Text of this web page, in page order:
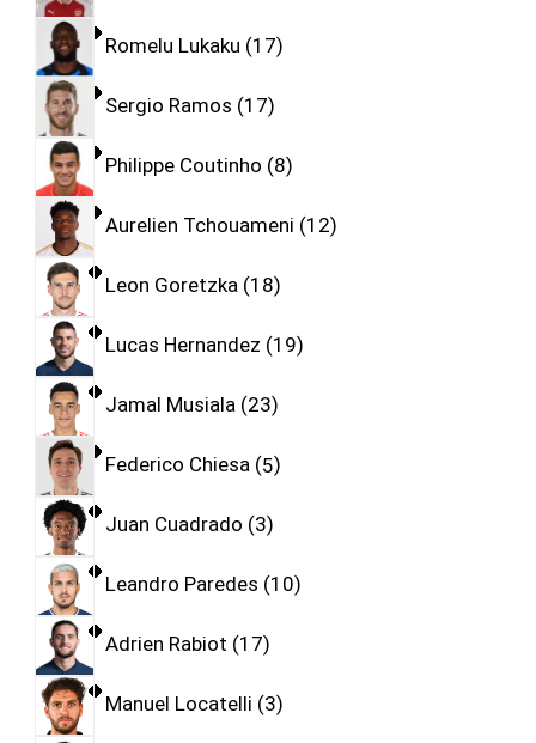
Romelu Lukaku 17
Sergio Ramos 17
Philippe Coutinho 8
Aurelien Tchouameni 12
Leon Goretzka 18
Lucas Hernandez 19
Jamal Musiala 23
Federico Chiesa 5
Juan Cuadrado 3
Leandro Paredes 10
Adrien Rabiot 17
Manuel Locatelli 3